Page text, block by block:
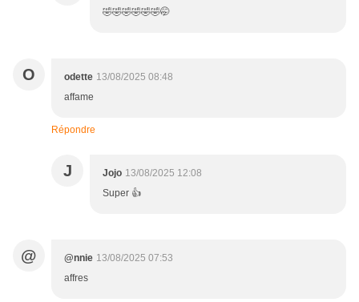
🤣🤣🤣🤣🤣🤣🤭
O odette 13/08/2025 08:48
affame
Répondre
J Jojo 13/08/2025 12:08
Super 👍
@ @nnie 13/08/2025 07:53
affres